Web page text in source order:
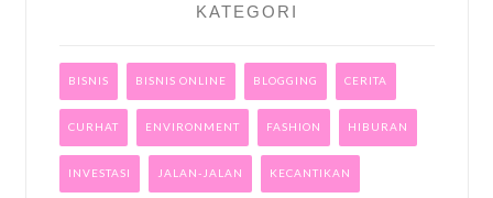
KATEGORI
BISNIS BISNIS ONLINE BLOGGING CERITA
CURHAT ENVIRONMENT FASHION HIBURAN
INVESTASI JALAN-JALAN KECANTIKAN